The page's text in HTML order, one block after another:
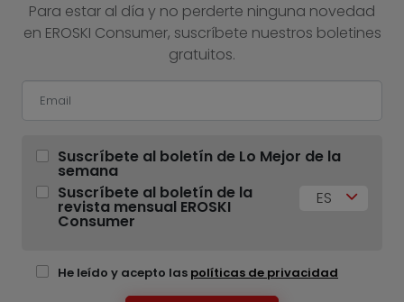
Para estar al día y no perderte ninguna novedad
en EROSKI Consumer, suscríbete nuestros boletines
gratuitos.
Suscríbete al boletín de Lo Mejor de la
semana
Suscríbete al boletín de la
revista mensual EROSKI
Consumer
ES
He leído y acepto las políticas de privacidad